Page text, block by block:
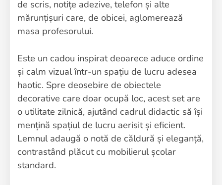
de scris, notițe adezive, telefon și alte
mărunțișuri care, de obicei, aglomerează
masa profesorului.
Este un cadou inspirat deoarece aduce ordine
și calm vizual într-un spațiu de lucru adesea
haotic. Spre deosebire de obiectele
decorative care doar ocupă loc, acest set are
o utilitate zilnică, ajutând cadrul didactic să își
mențină spațiul de lucru aerisit și eficient.
Lemnul adaugă o notă de căldură și eleganță,
contrastând plăcut cu mobilierul școlar
standard.